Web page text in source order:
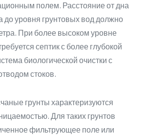
полем. Расстояние от дна
до уровня грунтовых вод должно
При более высоком уровне
септик с более глубокой
биологической очистки с
стоков.
грунты характеризуются
Для таких грунтов
фильтрующее поле или